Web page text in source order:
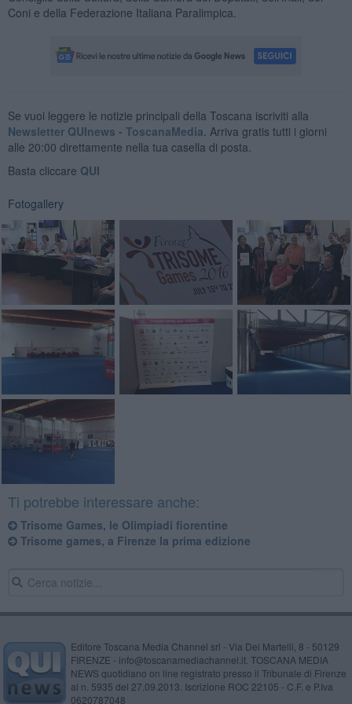
Coni e della Federazione Italiana Paralimpica.
Se vuoi leggere le notizie principali della Toscana iscriviti alla
Newsletter QUInews - ToscanaMedia. Arriva gratis tutti i giorni
alle 20:00 direttamente nella tua casella di posta.
Basta cliccare QUI
Fotogallery
Ti potrebbe interessare anche:
Trisome Games, le Olimpiadi fiorentine
Trisome games, a Firenze la prima edizione
Editore Toscana Media Channel srl - Via Dei Martelli, 8 - 50129
FIRENZE - info@toscanamediachannel.it. TOSCANA MEDIA
NEWS quotidiano on line registrato presso il Tribunale di Firenze
al n. 5935 del 27.09.2013. Iscrizione ROC 22105 - C.F. e P.Iva
0620787048